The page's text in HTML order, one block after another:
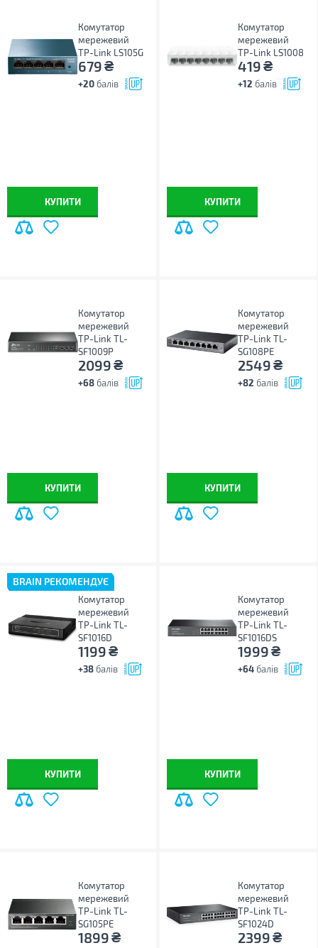
Комутатор
мережевий
TP-Link LS105G
679₴
+20 балів
КУПИТИ
Комутатор
мережевий
TP-Link LS1008
419₴
+12 балів
КУПИТИ
Комутатор
мережевий
TP-Link TL-
SF1009P
2099₴
+68 балів
КУПИТИ
Комутатор
мережевий
TP-Link TL-
SG108PE
2549₴
+82 балів
КУПИТИ
BRAIN РЕКОМЕНДУЄ
Комутатор
мережевий
TP-Link TL-
SF1016D
1199₴
+38 балів
КУПИТИ
Комутатор
мережевий
TP-Link TL-
SF1016DS
1999₴
+64 балів
КУПИТИ
Комутатор
мережевий
TP-Link TL-
SG105PE
1899₴
Комутатор
мережевий
TP-Link TL-
SF1024D
2399₴